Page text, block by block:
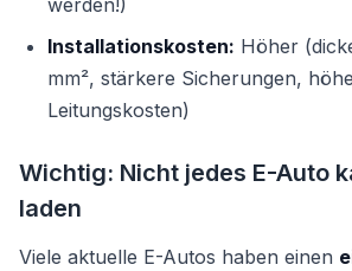
werden!)
Installationskosten: Höher
mm², stärkere Sicherungen,
Leitungskosten)
Wichtig: Nicht jedes E-Auto
laden
Viele aktuelle E-Autos haben einen